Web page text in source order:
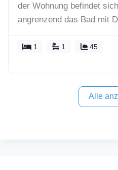
der Wohnung befindet
angrenzend das Bad mit
1 1 45
Alle